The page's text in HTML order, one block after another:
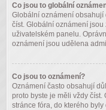
Co jsou to globální
Globální oznámení obsahují
číst. Globální oznámení
uživatelském panelu.
oznámení jsou udělena
Co jsou to oznámení?
Oznámení často obsahují
proto byste je měli vždy
stránce fóra, do kterého